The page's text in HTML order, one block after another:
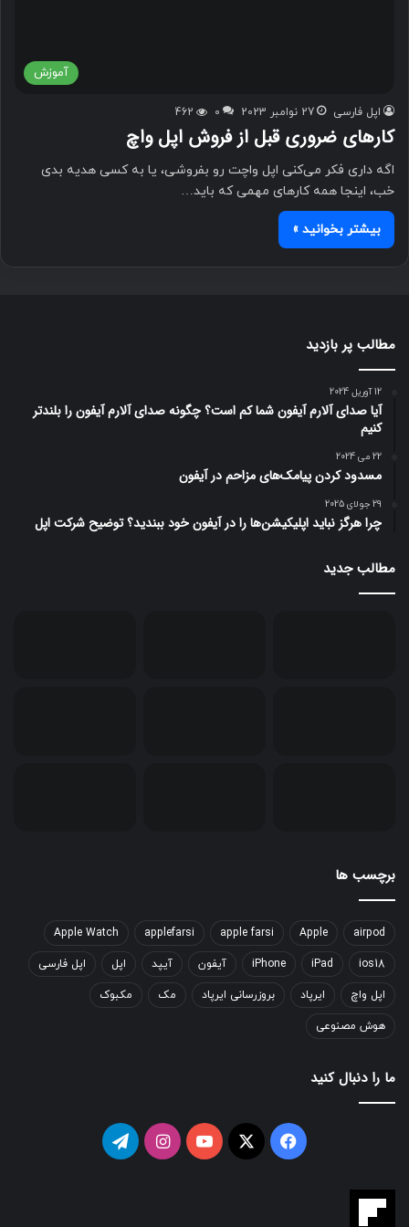
آموزش
اپل فارسی 27 نوامبر 2023 0
462
کارهای ضروری قبل از فروش اپل واچ
اگه داری فکر می‌کنی اپل واچت رو بفروشی، یا به کسی هدیه بدی
خب، اینجا همه کارهای مهمی که باید…
بیشتر بخوانید »
مطالب پر بازدید
12 آوریل 2024
آیا صدای آلارم آیفون شما کم است؟ چگونه صدای آلارم آیفون را بلندتر
کنیم
22 می 2024
مسدود کردن پیامک‌های مزاحم در آیفون
29 جولای 2025
چرا هرگز نباید اپلیکیشن‌ها را در آیفون خود ببندید؟ توضیح شرکت اپل
مطالب جدید
برچسب ها
airpod
Apple
apple farsi
applefarsi
Apple Watch
ios18
iPad
iPhone آیفون آیپد اپل اپل فارسی
اپل واچ ایرپاد بروزرسانی ایرپاد مک مکبوک
هوش مصنوعی
ما را دنبال کنید
فیسبوکایکس یوتیوباینستاگرامتلگرام